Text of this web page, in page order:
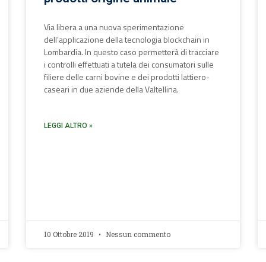
Via libera a una nuova sperimentazione
dell’applicazione della tecnologia blockchain in
Lombardia. In questo caso permetterà di tracciare
i controlli effettuati a tutela dei consumatori sulle
filiere delle carni bovine e dei prodotti lattiero-
caseari in due aziende della Valtellina.
LEGGI ALTRO »
10 Ottobre 2019 Nessun commento